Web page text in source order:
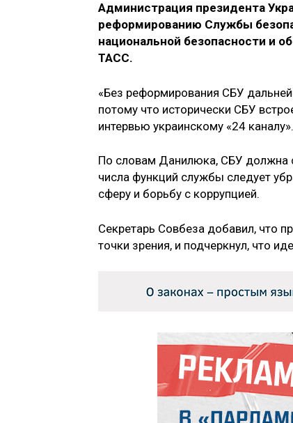
Администрация президента
реформированию Службы
национальной безопасности и
ТАСС.
«Без реформирования СБУ
потому что исторически СБУ
интервью украинскому «24 каналу».
По словам Данилюка, СБУ должна
числа функций службы следует
сферу и борьбу с коррупцией.
Секретарь Совбеза добавил, что
точки зрения, и подчеркнул, что